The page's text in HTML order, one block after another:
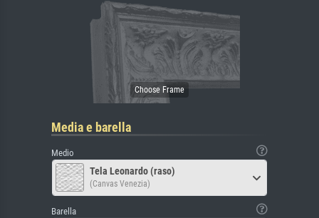
Media e barella
Medio
Tela Leonardo (raso)
(Canvas Venezia)
Barella